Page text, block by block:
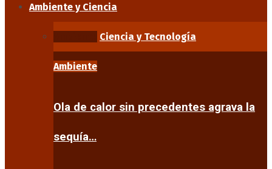
Ambiente y Ciencia
Ciencia y Tecnología
Ambiente
Ola de calor sin precedentes agrava la
sequía…